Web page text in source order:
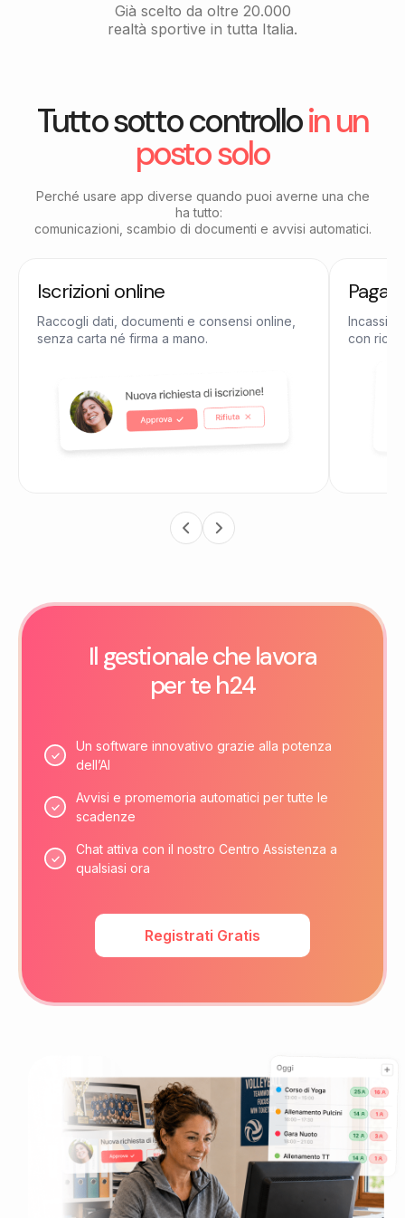
Già scelto da oltre 20.000
realtà sportive in tutta Italia.
Tutto sotto controlloin un
posto solo
Perché usare app diverse quando puoi averne una che
ha tutto:
comunicazioni, scambio di documenti e avvisi automatici.
Iscrizioni online
Raccogli dati, documenti e consensi online,
senza carta né firma a mano.
Incassi
con
Il gestionale che lavora
per te h24
Un software innovativo grazie alla potenza
dell’AI
Avvisi e promemoria automatici per tutte le
scadenze
Chat attiva con il nostro Centro Assistenza a
qualsiasi ora
Registrati Gratis